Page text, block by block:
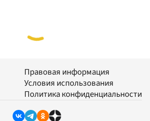
Правовая информация
Условия использования
Политика конфиденциальности